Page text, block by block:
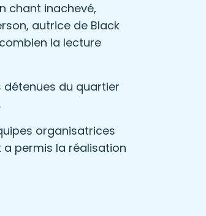
chant inachevé,
autrice de Black
la lecture
détenues du quartier
organisatrices
a permis la réalisation